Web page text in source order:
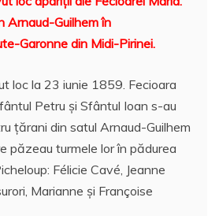
s
A
p
e
st
e
z
ă
Arnaud-Guilhem în
Garonne din Midi-Pirinei.
loc la 23 iunie 1859. Fecioara
Petru și Sfântul Ioan s-au
țărani din satul Arnaud-Guilhem
păzeau turmele lor în pădurea
Félicie Cavé, Jeanne
Marianne şi Françoise